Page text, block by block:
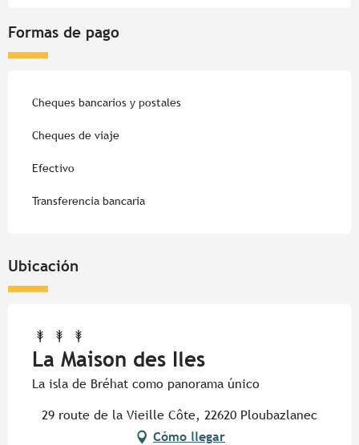
Formas de pago
Cheques bancarios y postales
Cheques de viaje
Efectivo
Transferencia bancaria
Ubicación
La Maison des Iles
La isla de Bréhat como panorama único
29 route de la Vieille Côte, 22620 Ploubazlanec
Cómo llegar